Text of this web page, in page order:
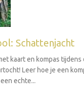
Schattenjacht
kaart en kompas tijdens
Leer hoe je een
echte...